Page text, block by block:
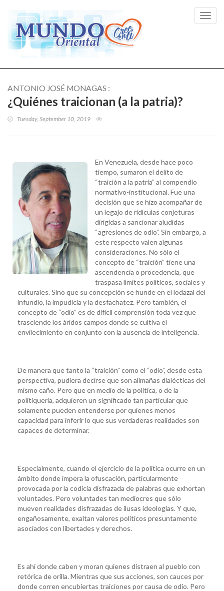
ANTONIO JOSÉ MONAGAS :
¿Quiénes traicionan (a la patria)?
Tuesday, September 10, 2019
En Venezuela, desde hace poco
tiempo, sumaron el delito de
“traición a la patria” al compendio
normativo-institucional. Fue una
decisión que se hizo acompañar de
un legajo de ridículas conjeturas
dirigidas a sancionar aludidas
“agresiones de odio”. Sin embargo, a
este respecto valen algunas
consideraciones. No sólo el
concepto de “traición” tiene una
ascendencia o procedencia, que
traspasa límites políticos, sociales y
culturales. Sino que su concepción se hunde en el lodazal del
infundio, la impudicia y la desfachatez. Pero también, el
concepto de “odio” es de difícil comprensión toda vez que
trasciende los áridos campos donde se cultiva el
envilecimiento en conjunto con la ausencia de inteligencia.
De manera que tanto la “traición” como el “odio”, desde esta
perspectiva, pudiera decirse que son alimañas dialécticas del
mismo caño. Pero que en medio de la política, o de la
politiquería, adquieren un significado tan particular que
solamente pueden entenderse por quienes menos
capacidad para inferir lo que sus verdaderas realidades son
capaces de determinar.
Especialmente, cuando el ejercicio de la política ocurre en un
ámbito donde impera la ofuscación, particularmente
provocada por la codicia disfrazada de palabras que exhortan
voluntades. Pero voluntades tan mediocres que sólo
mueven realidades disfrazadas de ilusas ideologías. Y que,
engañosamente, exaltan valores políticos presuntamente
asociados con libertades y derechos.
Es ahí donde caben y moran quienes distraen al pueblo con
retórica de orilla. Mientras que sus acciones, son cauces por
donde corren encubiertas traiciones por causa de odio. Pero